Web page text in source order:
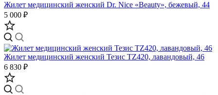
Жилет медицинский женский Dr. Nice «Beauty», бежевый, 44
5 000 ₽
Жилет медицинский женский Тезис TZ420, лавандовый, 46
6 830 ₽